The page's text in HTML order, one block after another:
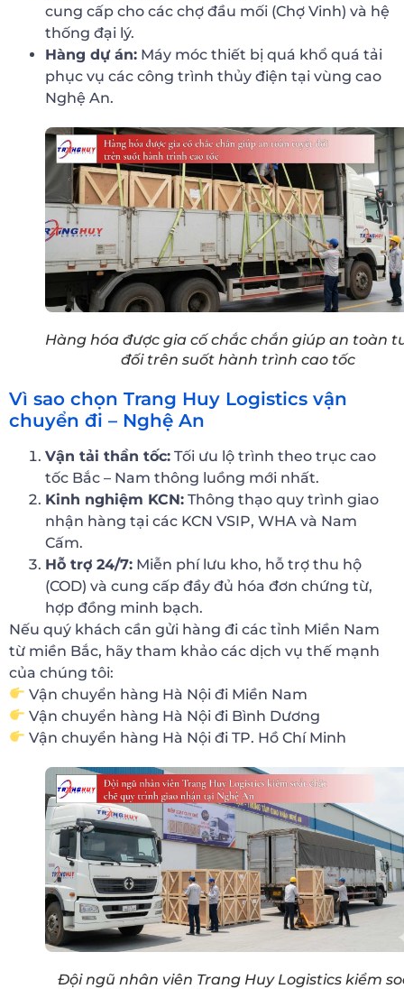
cung cấp cho các chợ đầu mối (Chợ Vinh) và hệ
thống đại lý.
Hàng dự án: Máy móc thiết bị quá khổ quá tải
phục vụ các công trình thủy điện tại vùng cao
Nghệ An.
Hàng hóa được gia cố chắc chắn giúp an toàn
đối trên suốt hành trình cao tốc
Vì sao chọn Trang Huy Logistics vận
chuyển đi – Nghệ An
Vận tải thần tốc: Tối ưu lộ trình theo trục cao
tốc Bắc – Nam thông luồng mới nhất.
Kinh nghiệm KCN: Thông thạo quy trình giao
nhận hàng tại các KCN VSIP, WHA và Nam
Cấm.
Hỗ trợ 24/7: Miễn phí lưu kho, hỗ trợ thu hộ
(COD) và cung cấp đầy đủ hóa đơn chứng từ,
hợp đồng minh bạch.
Nếu quý khách cần gửi hàng đi các tỉnh Miền Nam
từ miền Bắc, hãy tham khảo các dịch vụ thế mạnh
của chúng tôi:
Vận chuyển hàng Hà Nội đi Miền Nam
Vận chuyển hàng Hà Nội đi Bình Dương
Vận chuyển hàng Hà Nội đi TP. Hồ Chí Minh
Đội ngũ nhân viên Trang Huy Logistics kiểm